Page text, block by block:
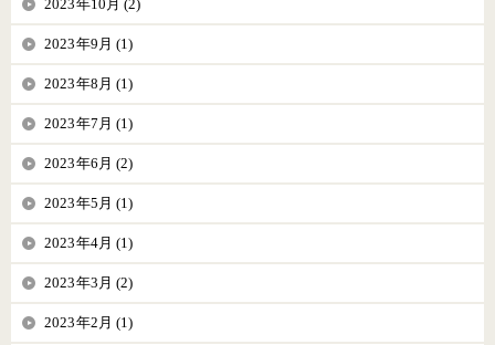
2023年10月 (2)
2023年9月 (1)
2023年8月 (1)
2023年7月 (1)
2023年6月 (2)
2023年5月 (1)
2023年4月 (1)
2023年3月 (2)
2023年2月 (1)